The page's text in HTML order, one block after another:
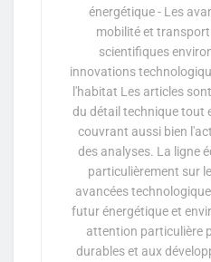
énergétique - Les
mobilité et
scientifiques
innovations
l'habitat Les articles
du détail technique tout
couvrant aussi bien
des analyses. La ligne
particulièrement sur
avancées
futur énergétique et
attention particulière
durables et aux